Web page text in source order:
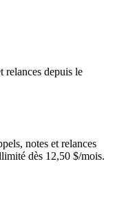
relances depuis le
notes et relances
dès 12,50 $/mois.